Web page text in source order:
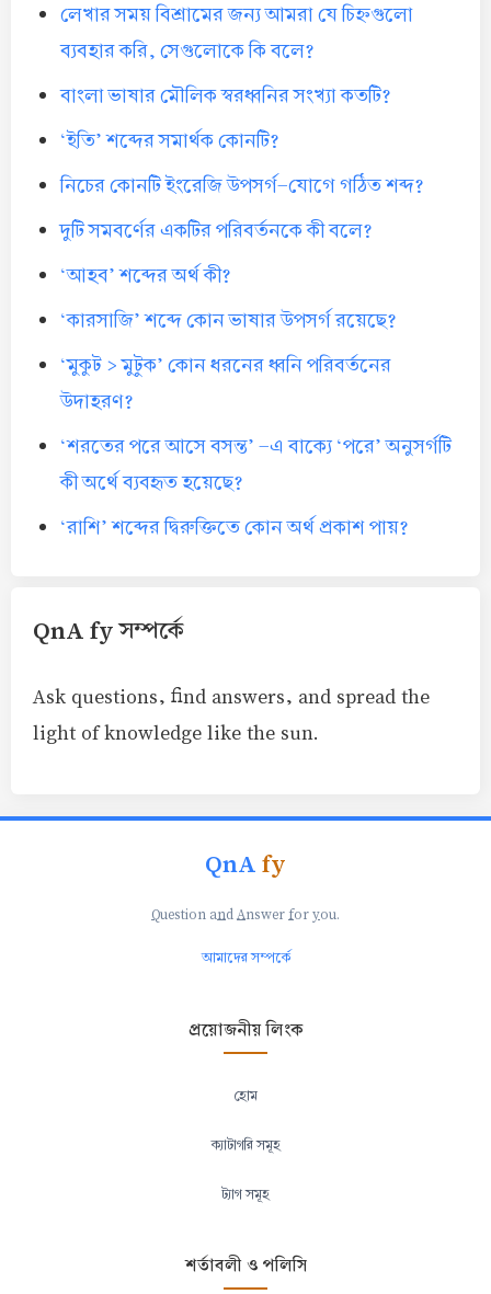
লেখার সময় বিশ্রামের জন্য আমরা যে চিহ্নগুলো
ব্যবহার করি, সেগুলোকে কি বলে?
বাংলা ভাষার মৌলিক স্বরধ্বনির সংখ্যা কতটি?
‘ইতি’ শব্দের সমার্থক কোনটি?
নিচের কোনটি ইংরেজি উপসর্গ-যোগে গঠিত শব্দ?
দুটি সমবর্ণের একটির পরিবর্তনকে কী বলে?
‘আহব’ শব্দের অর্থ কী?
‘কারসাজি’ শব্দে কোন ভাষার উপসর্গ রয়েছে?
‘মুকুট > মুটুক’ কোন ধরনের ধ্বনি পরিবর্তনের
উদাহরণ?
‘শরতের পরে আসে বসন্ত’ -এ বাক্যে ‘পরে’ অনুসর্গটি
কী অর্থে ব্যবহৃত হয়েছে?
‘রাশি’ শব্দের দ্বিরুক্তিতে কোন অর্থ প্রকাশ পায়?
QnA fy সম্পর্কে
Ask questions, find answers, and spread the
light of knowledge like the sun.
QnAfy
Question andAnswer foryou.
আমাদের সম্পর্কে
প্রয়োজনীয় লিংক
হোম
ক্যাটাগরি সমূহ
ট্যাগ সমূহ
শর্তাবলী ও পলিসি